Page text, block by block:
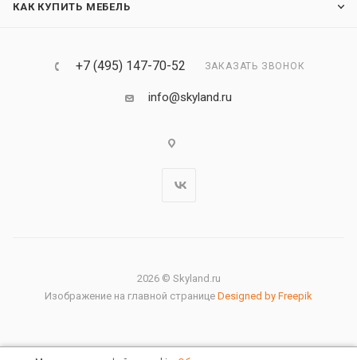
КАК КУПИТЬ МЕБЕЛЬ
+7 (495) 147-70-52 ЗАКАЗАТЬ ЗВОНОК
info@skyland.ru
2026 © Skyland.ru
Изображение на главной странице Designed by Freepik